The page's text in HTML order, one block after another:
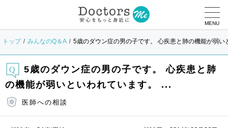
MENU
トップ みんなのQ＆A 5歳のダウン症の男の子です。 心疾患と肺の機能が弱い
5歳のダウン症の男の子です。 心疾患と肺
の機能が弱いといわれています。 ...
医師への相談